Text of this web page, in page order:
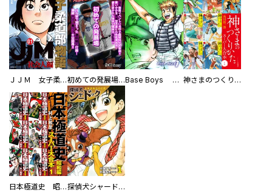
ＪＪＭ 女子柔道部物語 社会人編 初めての発展場 【白抜き修正版】 Base Boys 新装版 神さまのつくりかた。スーパー大合本
日本極道史 昭和編 スーパー大合本 探偵犬シャードック（新装版）